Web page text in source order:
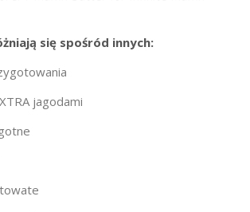
się spośród innych:
jagodami